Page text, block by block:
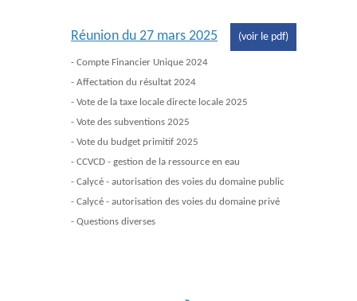
Réunion du 27 mars 2025 (voir le pdf)
- Compte Financier Unique 2024
- Affectation du résultat 2024
- Vote de la taxe locale directe locale 2025
- Vote des subventions 2025
- Vote du budget primitif 2025
- CCVCD - gestion de la ressource en eau
- Calycé - autorisation des voies du domaine public
- Calycé - autorisation des voies du domaine privé
- Questions diverses